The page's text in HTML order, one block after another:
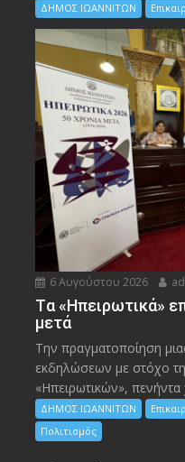
ΔΗΜΟΣ ΙΩΑΝΝΙΤΩΝ
6 Αυγούστου 2026
Tα «Ηπειρωτικά»
μετά
Την πραγματοποίηση
εκδηλώσεων με στόχο
«Ηπειρωτικών», πενήντα
ΔΗΜΟΣ ΙΩΑΝΝΙΤΩΝ
Πολιτισμός